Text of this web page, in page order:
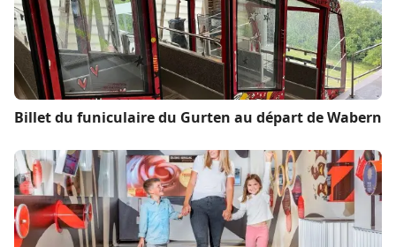
Billet du funiculaire du Gurten au départ de Wabern